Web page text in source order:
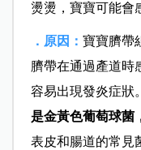
燙燙，寶寶可能會
．原因： 寶寶臍帶
臍帶在通過產道時
容易出現發炎症狀。
是金黃色葡萄球菌
表皮和腸道的常見